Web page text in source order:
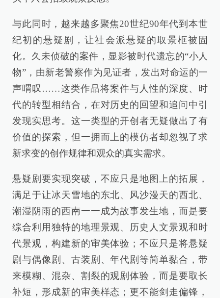
与此同时，越来越多聚焦20世纪90年代到本世
纪初的悬疑剧，让社会派悬疑的取景框被固
化。久未侦破的案件，显影被时代遗忘的“小人
物”，由新老警察作为见证者，发出对命运的一
声喟叹……这类作品将案件与人性的深度、时
代的转型相结合，在对历史的回望和追问中引
发现实思考。这一类型的开创者无疑做出了有
价值的探索，但一拥而上的模仿者却忽视了求
新求变的创作规律和观众的真实需求。
悬疑剧要实现突破，不应只是地图上的拓展，
满足于让冰天雪地的东北、风沙漫天的西北、
潮湿阴雨的西南一一成为故事发生地，而是要
综合利用独特的地理景观、历史人文景观和时
代景观，构建新的审美体验；不应只是将悬疑
剧与偶像剧、古装剧、年代剧等简单黏合，带
来模糊、混杂、割裂的观剧体验，而是要取长
补短，形成新的审美样态；更不能剑走偏锋，